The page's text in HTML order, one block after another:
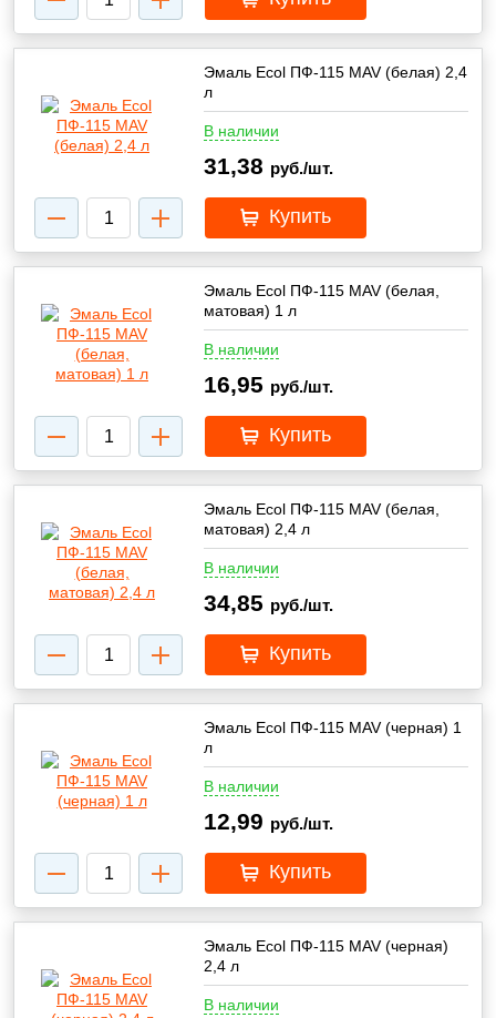
Эмаль Ecol ПФ-115 MAV (белая) 2,4
л
В наличии
31,38 руб./шт.
Купить
Эмаль Ecol ПФ-115 MAV (белая,
матовая) 1 л
В наличии
16,95 руб./шт.
Купить
Эмаль Ecol ПФ-115 MAV (белая,
матовая) 2,4 л
В наличии
34,85 руб./шт.
Купить
Эмаль Ecol ПФ-115 MAV (черная) 1
л
В наличии
12,99 руб./шт.
Купить
Эмаль Ecol ПФ-115 MAV (черная)
2,4 л
В наличии